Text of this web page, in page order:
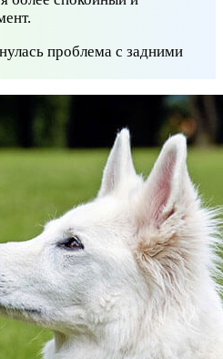
проблема с задними